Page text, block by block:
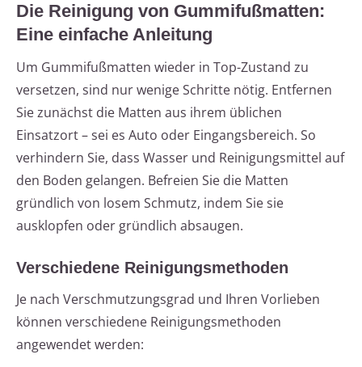
Die Reinigung von Gummifußmatten:
Eine einfache Anleitung
Um Gummifußmatten wieder in Top-Zustand zu
versetzen, sind nur wenige Schritte nötig. Entfernen
Sie zunächst die Matten aus ihrem üblichen
Einsatzort – sei es Auto oder Eingangsbereich. So
verhindern Sie, dass Wasser und Reinigungsmittel auf
den Boden gelangen. Befreien Sie die Matten
gründlich von losem Schmutz, indem Sie sie
ausklopfen oder gründlich absaugen.
Verschiedene Reinigungsmethoden
Je nach Verschmutzungsgrad und Ihren Vorlieben
können verschiedene Reinigungsmethoden
angewendet werden: